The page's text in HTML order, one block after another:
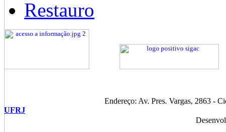
Restauro
Endereço: Av. Pres. Vargas, 2863 -
UFRJ